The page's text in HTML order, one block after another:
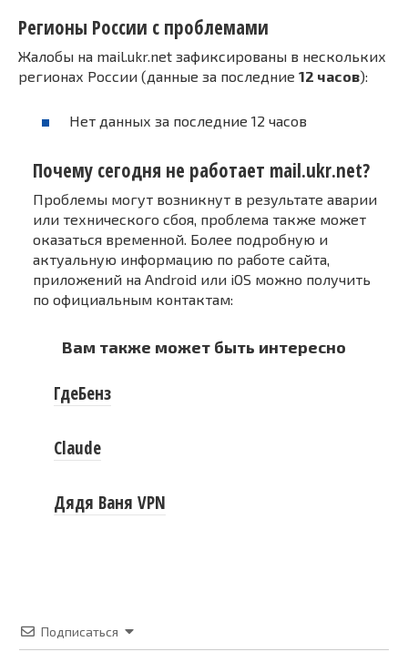
Регионы России с проблемами
Жалобы на mail.ukr.net зафиксированы в нескольких
регионах России (данные за последние 12 часов):
Нет данных за последние 12 часов
Почему сегодня не работает mail.ukr.net?
Проблемы могут возникнут в результате аварии
или технического сбоя, проблема также может
оказаться временной. Более подробную и
актуальную информацию по работе сайта,
приложений на Android или iOS можно получить
по официальным контактам:
Вам также может быть интересно
ГдеБенз
Claude
Дядя Ваня VPN
Подписаться